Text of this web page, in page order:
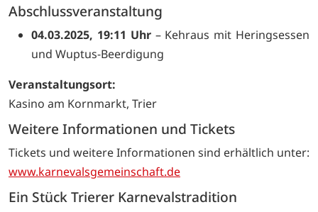
Abschlussveranstaltung
04.03.2025, 19:11 Uhr– Kehraus mit Heringsessen
und Wuptus-Beerdigung
Veranstaltungsort:
Kasino am Kornmarkt, Trier
Weitere Informationen und Tickets
Tickets und weitere Informationen sind erhältlich unter:
www.karnevalsgemeinschaft.de
Ein Stück Trierer Karnevalstradition